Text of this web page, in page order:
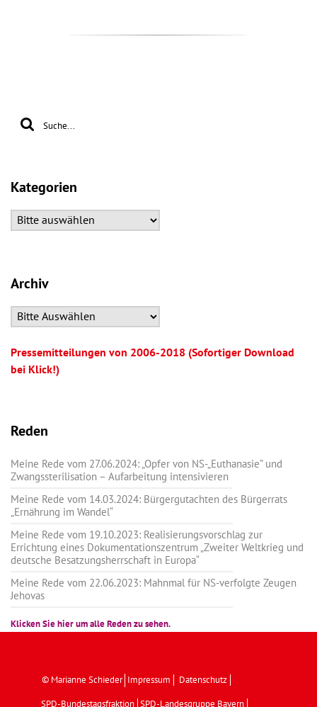
Kategorien
Archiv
Pressemitteilungen von 2006-2018 (Sofortiger Download
bei Klick!)
Reden
Meine Rede vom 27.06.2024: „Opfer von NS-„Euthanasie” und
Zwangssterilisation – Aufarbeitung intensivieren
Meine Rede vom 14.03.2024: Bürgergutachten des Bürgerrats
„Ernährung im Wandel“
Meine Rede vom 19.10.2023: Realisierungsvorschlag zur
Errichtung eines Dokumentationszentrum „Zweiter Weltkrieg und
deutsche Besatzungsherrschaft in Europa“
Meine Rede vom 22.06.2023: Mahnmal für NS-verfolgte Zeugen
Jehovas
Klicken Sie hier um alle Reden zu sehen.
© Marianne Schieder Impressum Datenschutz
SPD-Bundestagsfraktion SPD-Landesgruppe Bayern